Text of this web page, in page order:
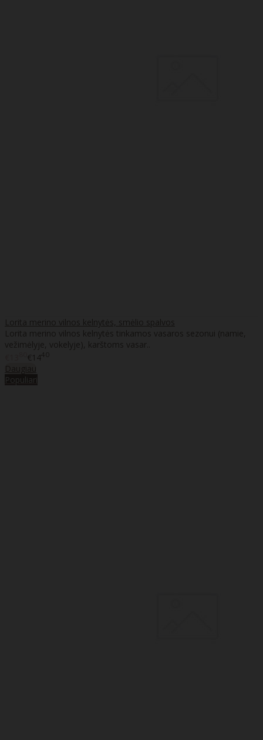
Lorita merino vilnos kelnytės, smėlio spalvos
Lorita merino vilnos kelnytės tinkamos vasaros sezonui (namie,
vežimėlyje, vokelyje), karštoms vasar..
€14 40
Daugiau
Populiari